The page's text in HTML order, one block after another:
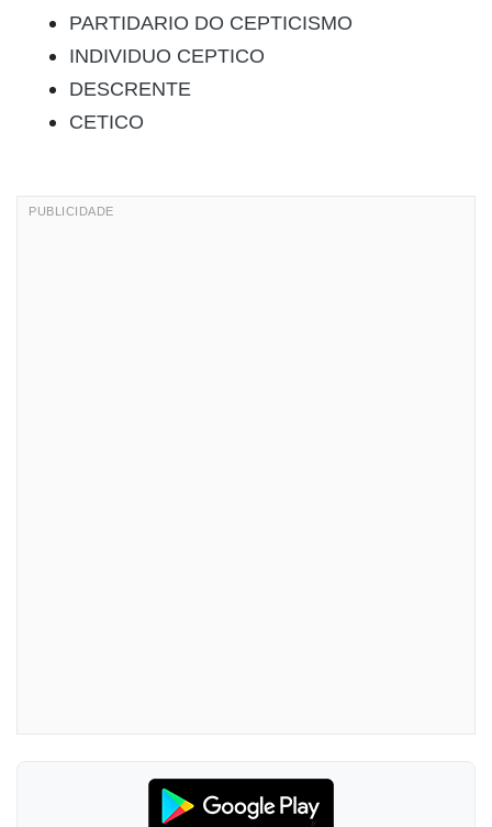
PARTIDARIO DO CEPTICISMO
INDIVIDUO CEPTICO
DESCRENTE
CETICO